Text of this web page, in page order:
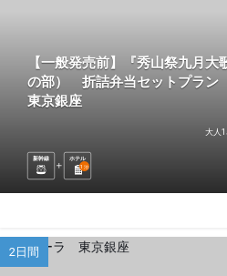
【一般発売前】『秀山祭九月
の部） 折詰弁当セットプラ
東京銀座
新幹線
ホテル
1 泊
大人
2日間